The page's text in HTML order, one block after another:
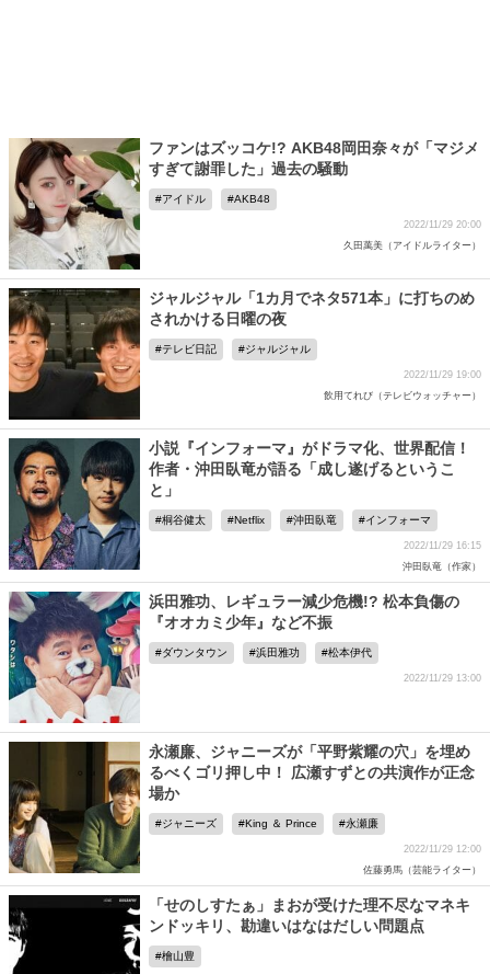
ファンはズッコケ!? AKB48岡田奈々が「マジメ
すぎて謝罪した」過去の騒動
アイドル AKB48
2022/11/29 20:00
久田萬美（アイドルライター）
ジャルジャル「1カ月でネタ571本」に打ちのめ
されかける日曜の夜
テレビ日記 ジャルジャル
2022/11/29 19:00
飲用てれび（テレビウォッチャー）
小説『インフォーマ』がドラマ化、世界配信！
作者・沖田臥竜が語る「成し遂げるというこ
と」
桐谷健太 Netflix 沖田臥竜 インフォーマ
2022/11/29 16:15
沖田臥竜（作家）
浜田雅功、レギュラー減少危機!? 松本負傷の
『オオカミ少年』など不振
ダウンタウン 浜田雅功 松本伊代
2022/11/29 13:00
永瀬廉、ジャニーズが「平野紫耀の穴」を埋め
るべくゴリ押し中！ 広瀬すずとの共演作が正念
場か
ジャニーズ King ＆ Prince 永瀬廉
2022/11/29 12:00
佐藤勇馬（芸能ライター）
「せのしすたぁ」まおが受けた理不尽なマネキ
ンドッキリ、勘違いはなはだしい問題点
檜山豊